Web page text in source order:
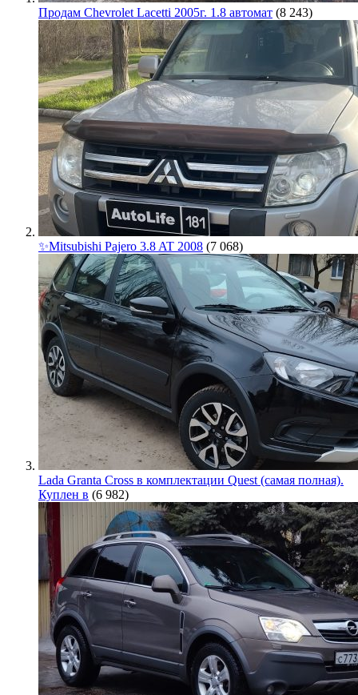
Продам Chevrolet Lacetti 2005г. 1.8 автомат (8 243)
✨Mitsubishi Pajero 3.8 AT 2008 (7 068)
Lada Granta Cross в комплектации Quest (самая полная).
Куплен в (6 982)